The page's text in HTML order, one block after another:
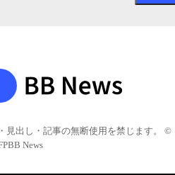
見出し・記事の無断使用を禁じます。 ©
News